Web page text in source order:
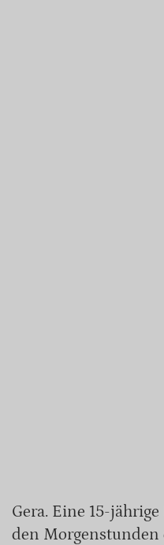
Gera. Eine 15-
den